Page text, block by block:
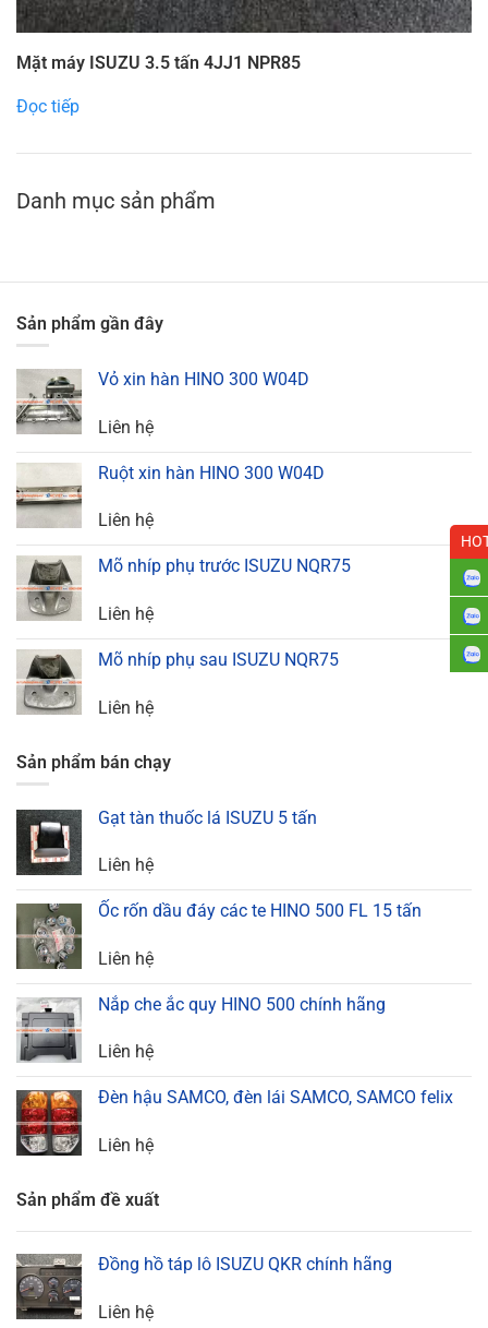
Mặt máy ISUZU 3.5 tấn 4JJ1 NPR85
Đọc tiếp
Danh mục sản phẩm
Sản phẩm gần đây
Vỏ xin hàn HINO 300 W04D
Liên hệ
Ruột xin hàn HINO 300 W04D
Liên hệ
Mõ nhíp phụ trước ISUZU NQR75
Liên hệ
Mõ nhíp phụ sau ISUZU NQR75
Liên hệ
Sản phẩm bán chạy
Gạt tàn thuốc lá ISUZU 5 tấn
Liên hệ
Ốc rốn dầu đáy các te HINO 500 FL 15 tấn
Liên hệ
Nắp che ắc quy HINO 500 chính hãng
Liên hệ
Đèn hậu SAMCO, đèn lái SAMCO, SAMCO felix
Liên hệ
Sản phẩm đề xuất
Đồng hồ táp lô ISUZU QKR chính hãng
Liên hệ